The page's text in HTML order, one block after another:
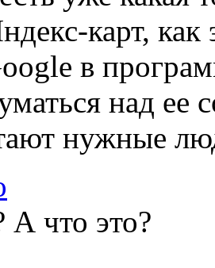
карт, как
в
над ее
нужные
А что это?